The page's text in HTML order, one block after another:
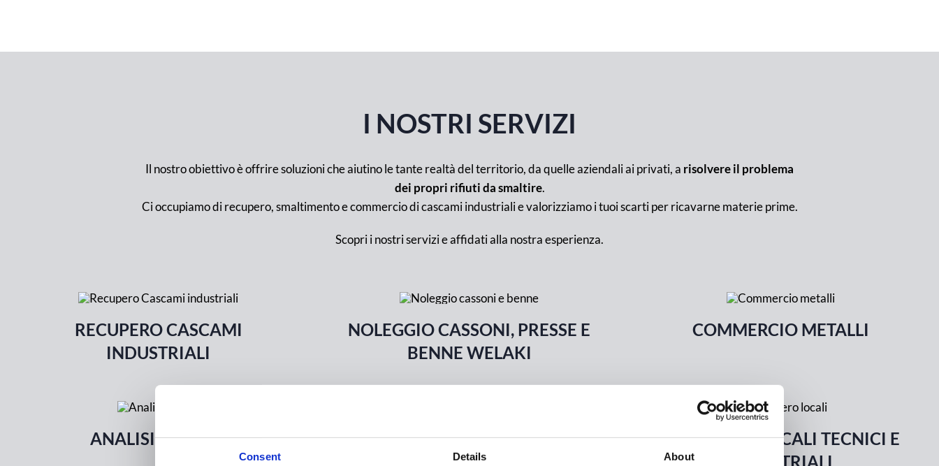
Consent Details About
I NOSTRI SERVIZI
Il nostro obiettivo è offrire soluzioni che aiutino le tante realtà del territorio, da quelle aziendali ai privati, a risolvere il problema
dei propri rifiuti da smaltire.
Ci occupiamo di recupero, smaltimento e commercio di cascami industriali e valorizziamo i tuoi scarti per ricavarne materie prime.
Scopri i nostri servizi e affidati alla nostra esperienza.
RECUPERO CASCAMI
INDUSTRIALI
NOLEGGIO CASSONI, PRESSE E
BENNE WELAKI
COMMERCIO METALLI
ANALISI METALLI TRASPORTI PERSONALIZZATI
SGOMBERO LOCALI TECNICI E
INDUSTRIALI